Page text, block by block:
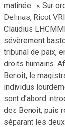
matinée. « Sur
Delmas, Ricot
Claudius
sévèrement
tribunal de paix,
droits humains.
Benoit, le
individus
sont d’abord
des Benoit, puis
séparant les